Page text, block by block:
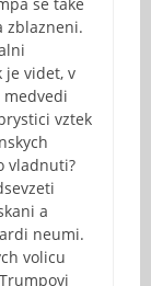
se take
zblazneni.
je videt, v
vztek
vladnuti?
a
neumi.
volicu